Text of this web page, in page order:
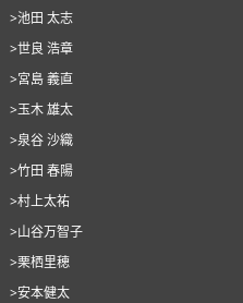
>池田 太志
>世良 浩章
>宮島 義直
>玉木 雄太
>泉谷 沙織
>竹田 春陽
>村上太祐
>山谷万智子
>栗栖里穂
>安本健太